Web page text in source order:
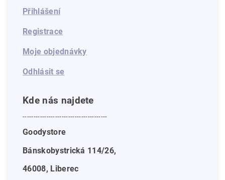
Přihlášení
Registrace
Moje objednávky
Odhlásit se
Kde nás najdete
---------------------------------------
Goodystore
Bánskobystrická 114/26,
46008, Liberec